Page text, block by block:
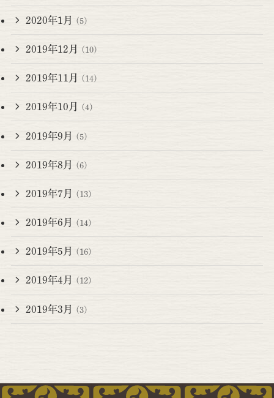
2020年1月 (5)
2019年12月 (10)
2019年11月 (14)
2019年10月 (4)
2019年9月 (5)
2019年8月 (6)
2019年7月 (13)
2019年6月 (14)
2019年5月 (16)
2019年4月 (12)
2019年3月 (3)